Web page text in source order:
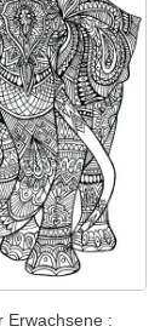
Erwachsene :